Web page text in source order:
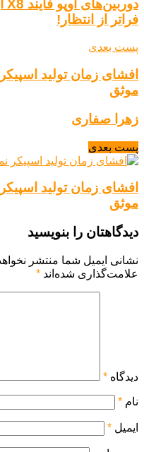
فراتر از انتظار!
پست بعدی
افشای زمان تولید
موثق
زهرا صفاری
پست بعدی
افشای زمان تولید
موثق
دیدگاهتان را بنویسید
نشانی ایمیل شما منتشر
علامت‌گذاری شده‌اند *
دیدگاه *
نام *
ایمیل *